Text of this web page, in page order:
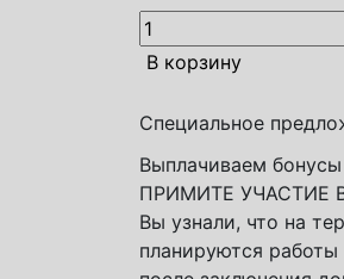
В корзину
Специальное
Выплачиваем бонусы
ПРИМИТЕ УЧАСТИЕ
Вы узнали, что на
планируются